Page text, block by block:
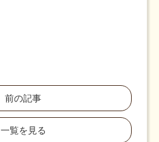
前の記事
一覧を見る